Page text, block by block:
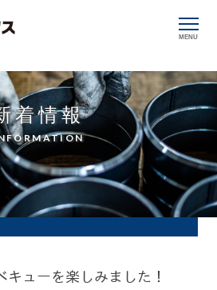
MENU
着情報
キューを楽しみました！